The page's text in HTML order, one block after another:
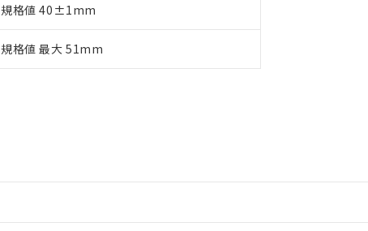
規格値 40±1mm
規格値 最大 51mm